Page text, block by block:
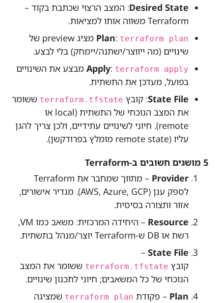
Desired State: המצב הרצוי שכתבת בקוד –
Terraform משווה אותו למציאות.
Plan: terraform plan
מציג preview של
שינויים (מה ייווצר/ישתנה/יימחק) בלי לבצע.
Apply: terraform apply
מבצע את השינויים
בפועל, מעדכן את התשתית.
State File: קובץ terraform.tfstate ששומר
את המצב הנוכחי של התשתית (local או
remote). חיוני לשינויים עתידיים, ולכן צריך להגן
עליו (remote state מומלץ בפרודקשן).
5 מושגים חשובים ב-Terraform
Provider
– מתווך שמחבר את Terraform
לספק ענן (AWS, Azure, GCP). מגדיר אישורים,
אזור ותצורה בסיסית.
Resource
– היחידה המרכזית: משאב כמו VM,
רשת או DB ש-Terraform יוצר/מנהל בתשתית.
State File
–
קובץ terraform.tfstate ששומר את המצב
הנוכחי של כל המשאבים; חיוני לתכנון שינויים.
Plan – פקודת terraform plan שמציגה